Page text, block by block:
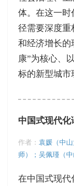
体。在这一时
径需要深度重
和经济增长的
康”为核心、
标的新型城市
中国式现代
作者： 袁媛（中
师）；吴佩瑾（
在中国式现代